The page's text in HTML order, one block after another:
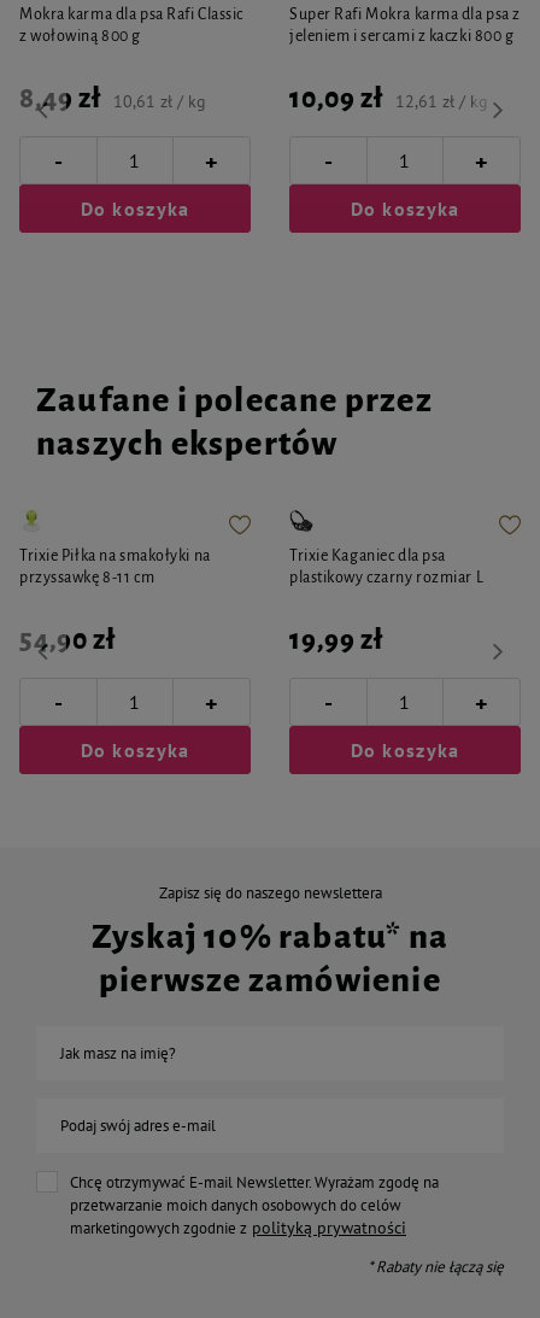
Mokra karma dla psa Rafi Classic
z wołowiną 800 g
8,49 zł 10,61 zł / kg
- +
Do koszyka
Super Rafi Mokra karma dla psa z
jeleniem i sercami z kaczki 800 g
10,09 zł 12,61 zł / kg
- +
Do koszyka
Zaufane i polecane przez
naszych ekspertów
Trixie Piłka na smakołyki na
przyssawkę 8-11 cm
54,90 zł
- +
Do koszyka
Trixie Kaganiec dla psa
plastikowy czarny rozmiar L
19,99 zł
- +
Do koszyka
Zapisz się do naszego newslettera
Zyskaj 10% rabatu* na
pierwsze zamówienie
Jak masz na imię?
Podaj swój adres e-mail
Chcę otrzymywać E-mail Newsletter. Wyrażam zgodę na
przetwarzanie moich danych osobowych do celów
marketingowych zgodnie z polityką prywatności
* Rabaty nie łączą się